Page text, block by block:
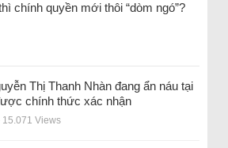
chính quyền mới thôi “dòm ngó”?
Thị Thanh Nhàn đang ẩn náu tại
chính thức xác nhận
15.071 Views